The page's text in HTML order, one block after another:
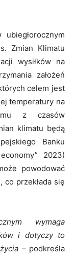
Zmian Klimatu
wysiłków na
założeń
celem jest
temperatury na
z czasów
klimatu będą
Banku
2023)
powodować
co przekłada się
wymaga
i dotyczy to
– podkreśla